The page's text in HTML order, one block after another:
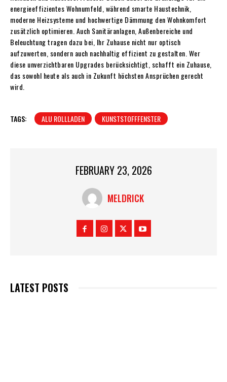
energieeffizientes Wohnumfeld, während smarte Haustechnik,
moderne Heizsysteme und hochwertige Dämmung den Wohnkomfort
zusätzlich optimieren. Auch Sanitäranlagen, Außenbereiche und
Beleuchtung tragen dazu bei, Ihr Zuhause nicht nur optisch
aufzuwerten, sondern auch nachhaltig effizient zu gestalten. Wer
diese unverzichtbaren Upgrades berücksichtigt, schafft ein Zuhause,
das sowohl heute als auch in Zukunft höchsten Ansprüchen gerecht
wird.
TAGS: ALU ROLLLADEN KUNSTSTOFFFENSTER
FEBRUARY 23, 2026
MELDRICK
LATEST POSTS